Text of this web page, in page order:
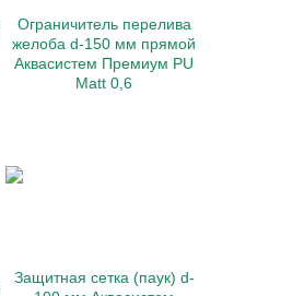
Ограничитель перелива
желоба d-150 мм прямой
Аквасистем Премиум PU
Matt 0,6
Защитная сетка (паук) d-